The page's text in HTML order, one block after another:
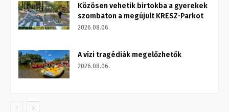
Közösen vehetik birtokba a gyerekek
szombaton a megújult KRESZ-Parkot
2026.08.06.
A vízi tragédiák megelőzhetők
2026.08.06.